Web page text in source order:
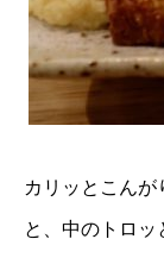
カリッとこんが
と、中のトロ